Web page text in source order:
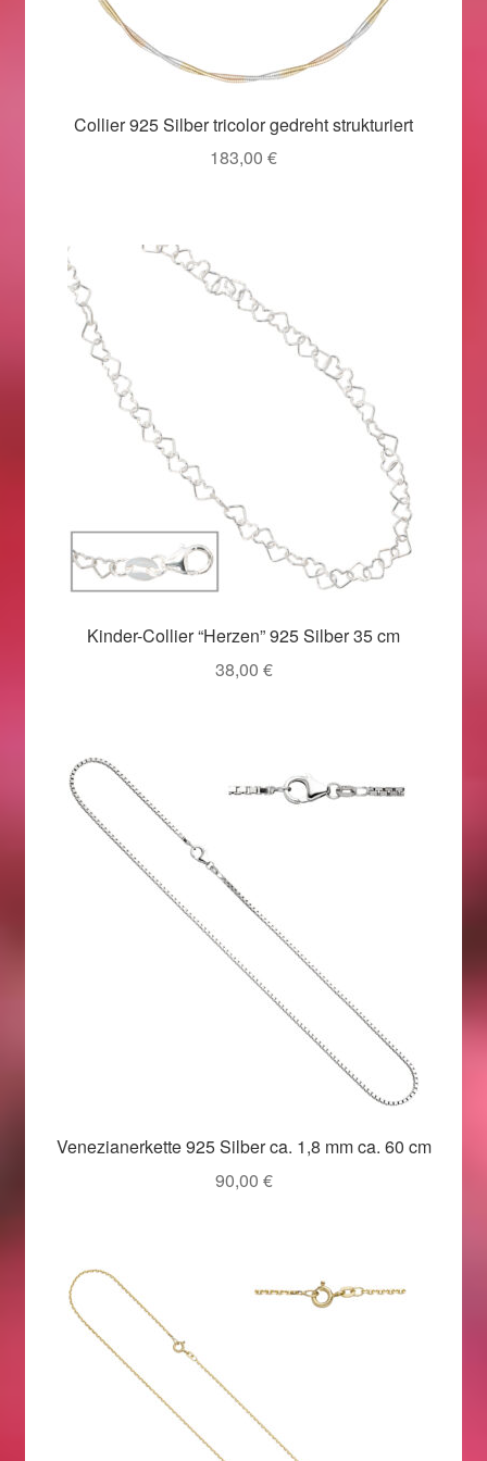
Valentinstag 2016
Valentinstag Geschenke
Weihnachtsangebote 2015
Weihnachtsangebote 2016
Weihnachtsangebote 2017
Weihnachtsangebote 2018
Weihnachtsangebote 2019
Weihnachtsangebote 2020
Weihnachtsangebote 2021
Collier 925 Silber tricolor gedreht strukturiert
183,00 €
Kinder-Collier “Herzen” 925 Silber 35 cm
38,00 €
Venezianerkette 925 Silber ca. 1,8 mm ca. 60 cm
90,00 €